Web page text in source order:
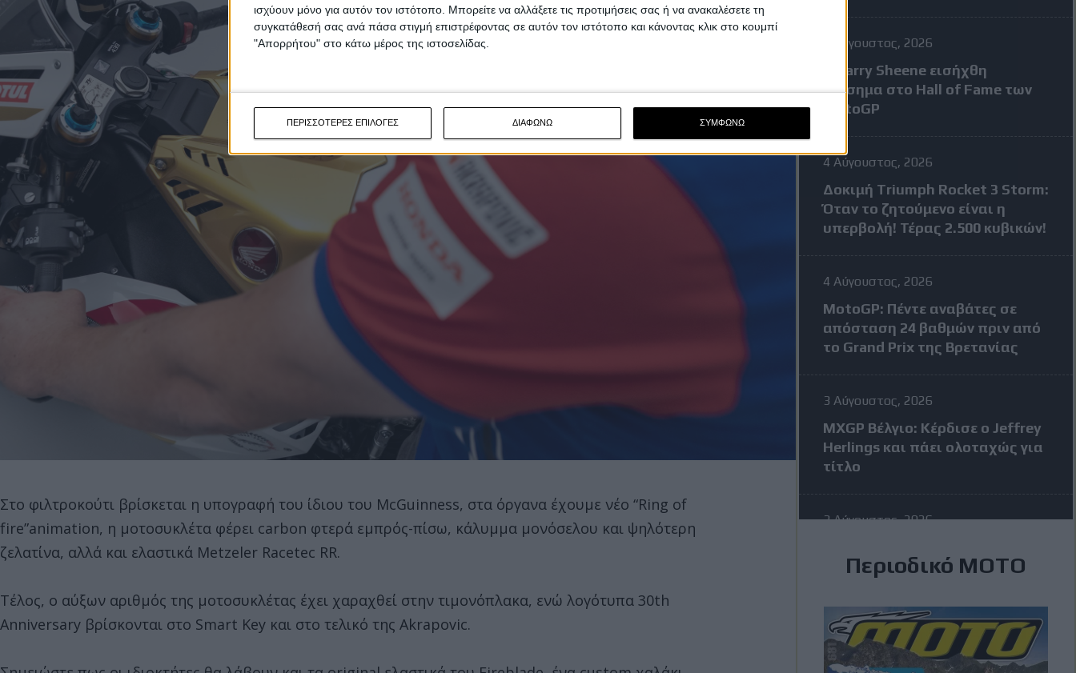
ισχύουν μόνο για αυτόν τον ιστότοπο. Μπορείτε να αλλάξετε τις προτιμήσεις σας ή να ανακαλέσετε τη
συγκατάθεσή σας ανά πάσα στιγμή επιστρέφοντας σε αυτόν τον ιστότοπο και κάνοντας κλικ στο κουμπί
"Απορρήτου" στο κάτω μέρος της ιστοσελίδας.
ΠΕΡΙΣΣΟΤΕΡΕΣ ΕΠΙΛΟΓΕΣ ΔΙΑΦΩΝΩ ΣΥΜΦΩΝΩ
Στο φιλτροκούτι βρίσκεται η υπογραφή του ίδιου του McGuinness, στα όργανα έχουμε νέο “Ring of
fire”animation, η μοτοσυκλέτα φέρει carbon φτερά εμπρός-πίσω, κάλυμμα μονόσελου και ψηλότερη
ζελατίνα, αλλά και ελαστικά Metzeler Racetec RR.
Τέλος, ο αύξων αριθμός της μοτοσυκλέτας έχει χαραχθεί στην τιμονόπλακα, ενώ λογότυπα 30th
Anniversary βρίσκονται στο Smart Key και στο τελικό της Akrapovic.
7 Αύγουστος, 2026
Ο Barry Sheene εισήχθη
επίσημα στο Hall of Fame των
MotoGP
4 Αύγουστος, 2026
Δοκιμή Triumph Rocket 3 Storm:
Όταν το ζητούμενο είναι η
υπερβολή! Τέρας 2.500 κυβικών!
4 Αύγουστος, 2026
MotoGP: Πέντε αναβάτες σε
απόσταση 24 βαθμών πριν από
το Grand Prix της Βρετανίας
3 Αύγουστος, 2026
MXGP Βέλγιο: Κέρδισε ο Jeffrey
Herlings και πάει ολοταχώς για
τίτλο
3 Αύγουστος, 2026
διώξει τον Vinales στην μέση
Ισπανού
3 Αύγουστος, 2026
Περιοδικό ΜΟΤΟ